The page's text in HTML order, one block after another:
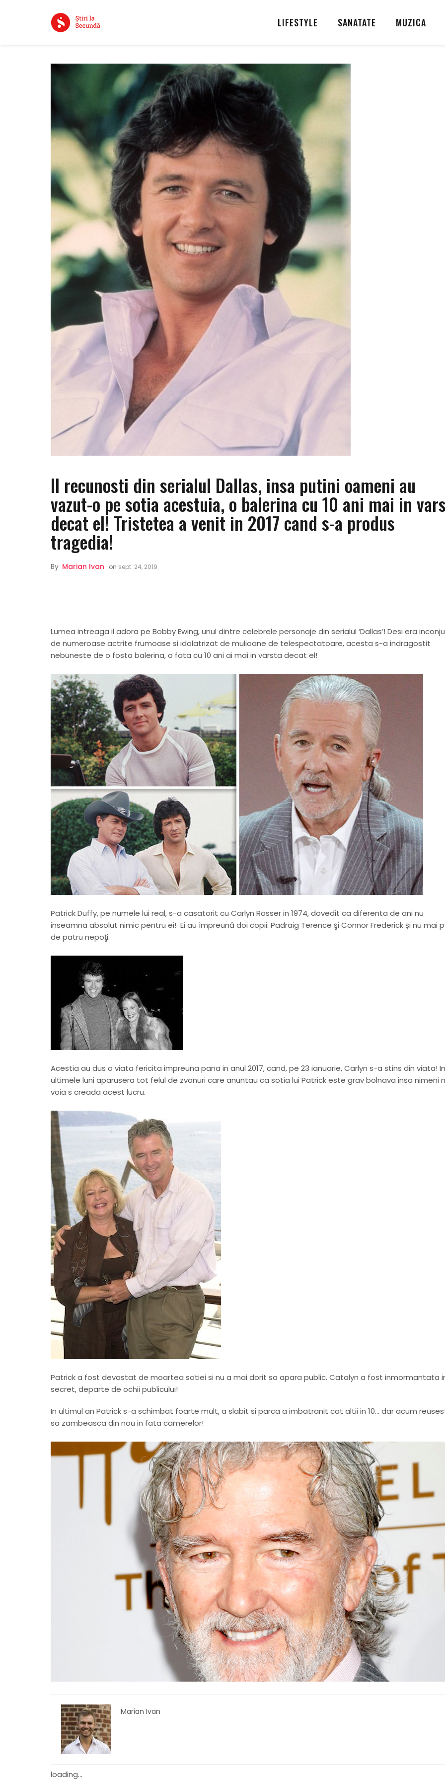
LIFESTYLE SANATATE MUZICA
Il recunosti din serialul Dallas, insa putini oameni au
vazut-o pe sotia acestuia, o balerina cu 10 ani mai in
decat el! Tristetea a venit in 2017 cand s-a produs
tragedia!
By Marian Ivan on sept. 24, 2019
Lumea intreaga il adora pe Bobby Ewing, unul dintre celebrele personaje din serialul ‘Dallas’! Desi era
de numeroase actrite frumoase si idolatrizat de mulioane de telespectatoare, acesta s-a indragostit
nebuneste de o fosta balerina, o fata cu 10 ani ai mai in varsta decat el!
Patrick Duffy, pe numele lui real, s-a casatorit cu Carlyn Rosser in 1974, dovedit ca diferenta de ani nu
inseamna absolut nimic pentru ei! Ei au împreună doi copii: Padraig Terence şi Connor Frederick și nu mai
de patru nepoţi.
Acestia au dus o viata fericita impreuna pana in anul 2017, cand, pe 23 ianuarie, Carlyn s-a stins din viata! In
ultimele luni aparusera tot felul de zvonuri care anuntau ca sotia lui Patrick este grav bolnava insa nimeni
voia s creada acest lucru.
Patrick a fost devastat de moartea sotiei si nu a mai dorit sa apara public. Catalyn a fost inmormantata
secret, departe de ochii publicului!
In ultimul an Patrick s-a schimbat foarte mult, a slabit si parca a imbatranit cat altii in 10… dar acum
sa zambeasca din nou in fata camerelor!
Marian Ivan
loading...